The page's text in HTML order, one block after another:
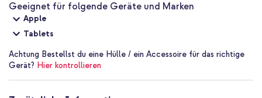
Geeignet für folgende Geräte und Marken
Apple
Tablets
Achtung Bestellst du eine Hülle / ein Accessoire für das richtige
Gerät? Hier kontrollieren